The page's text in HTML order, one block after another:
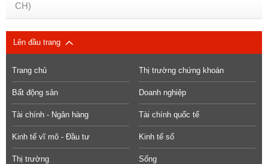
CH)
Lên đầu trang
Trang chủ
Bất động sản
Tài chính - Ngân hàng
Kinh tế vĩ mô - Đầu tư
Thị trường
Thị trường chứng khoán
Doanh nghiệp
Tài chính quốc tế
Kinh tế số
Sống